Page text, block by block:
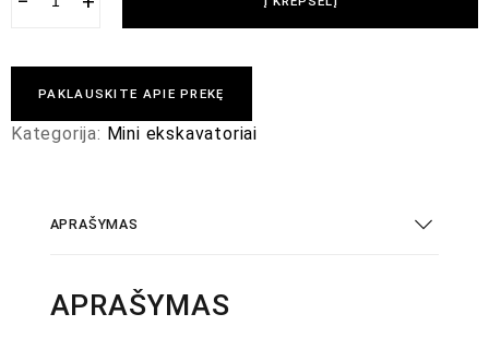
PAKLAUSKITE APIE PREKĘ
Kategorija: Mini ekskavatoriai
APRAŠYMAS
APRAŠYMAS